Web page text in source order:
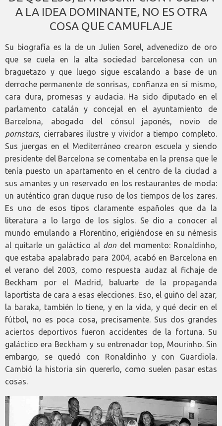
A LA IDEA DOMINANTE, NO ES OTRA
COSA QUE CAMUFLAJE
Su biografía es la de un Julien Sorel, advenedizo de oro
que se cuela en la alta sociedad barcelonesa con un
braguetazo y que luego sigue escalando a base de un
derroche permanente de sonrisas, confianza en sí mismo,
cara dura, promesas y audacia. Ha sido diputado en el
parlamento catalán y concejal en el ayuntamiento de
Barcelona, abogado del cónsul japonés, novio de
pornstars, cierrabares ilustre y vividor a tiempo completo.
Sus juergas en el Mediterráneo crearon escuela y siendo
presidente del Barcelona se comentaba en la prensa que le
tenía puesto un apartamento en el centro de la ciudad a
sus amantes y un reservado en los restaurantes de moda:
un auténtico gran duque ruso de los tiempos de los zares.
Es uno de esos tipos claramente españoles que da la
literatura a lo largo de los siglos. Se dio a conocer al
mundo emulando a Florentino, erigiéndose en su némesis
al quitarle un galáctico al don del momento: Ronaldinho,
que estaba apalabrado para 2004, acabó en Barcelona en
el verano del 2003, como respuesta audaz al fichaje de
Beckham por el Madrid, baluarte de la propaganda
laportista de cara a esas elecciones. Eso, el guiño del azar,
la baraka, también lo tiene, y en la vida, y qué decir en el
fútbol, no es poca cosa, precisamente. Sus dos grandes
aciertos deportivos fueron accidentes de la fortuna. Su
galáctico era Beckham y su entrenador top, Mourinho. Sin
embargo, se quedó con Ronaldinho y con Guardiola.
Cambió la historia sin quererlo, como suelen pasar estas
cosas.